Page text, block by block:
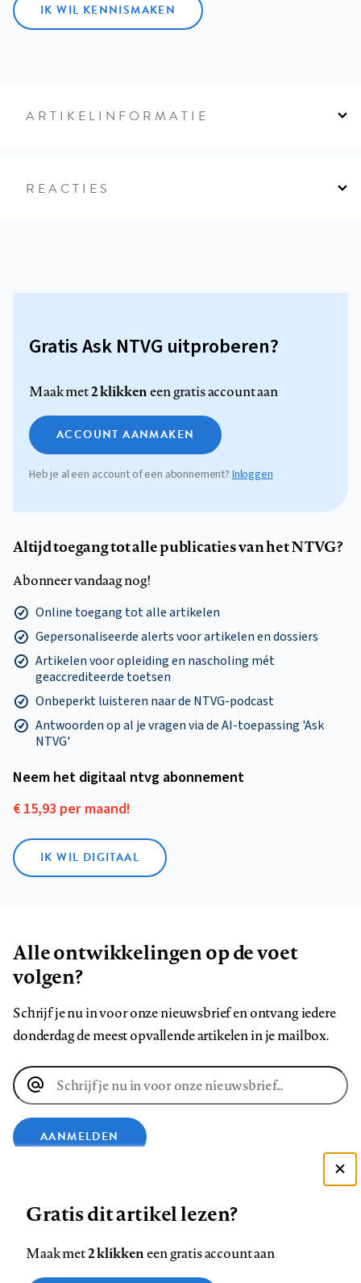
IK WIL KENNISMAKEN
ARTIKELINFORMATIE
REACTIES
Gratis Ask NTVG uitproberen?
Maak met2 klikkeneen gratis account aan
ACCOUNT AANMAKEN
Heb je al een account of een abonnement?Inloggen
Altijd toegang tot alle publicaties van het NTVG?
Abonneer vandaag nog!
Online toegang tot alle artikelen
Gepersonaliseerde alerts voor artikelen en dossiers
Artikelen voor opleiding en nascholing mét
geaccrediteerde toetsen
Onbeperkt luisteren naar de NTVG-podcast
Antwoorden op al je vragen via de AI-toepassing 'Ask
NTVG'
Neem het digitaal ntvg abonnement
€ 15,93 per maand!
IK WIL DIGITAAL
Alle ontwikkelingen op de voet
volgen?
Schrijf je nu in voor onze nieuwsbrief en ontvang iedere
donderdag de meest opvallende artikelen in je mailbox.
E-
mailadres
AANMELDEN
ons
Zie onze cookie policy
Gratis dit artikel lezen?
Maak met2 klikkeneen gratis account aan